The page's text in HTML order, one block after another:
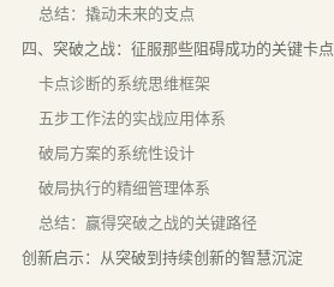
总结：撬动未来的支点
四、突破之战：征服那些阻碍成功的关键卡点
卡点诊断的系统思维框架
五步工作法的实战应用体系
破局方案的系统性设计
破局执行的精细管理体系
总结：赢得突破之战的关键路径
创新启示：从突破到持续创新的智慧沉淀